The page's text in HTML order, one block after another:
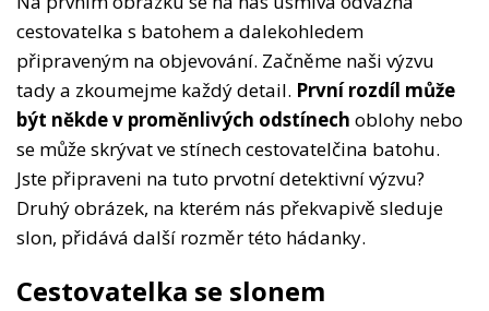
cestovatelka s batohem a dalekohledem
připraveným na objevování. Začněme naši výzvu
tady a zkoumejme každý detail. První rozdíl může
být někde v proměnlivých odstínech oblohy nebo
se může skrývat ve stínech cestovatelčina batohu.
Jste připraveni na tuto prvotní detektivní výzvu?
Druhý obrázek, na kterém nás překvapivě sleduje
slon, přidává další rozměr této hádanky.
Cestovatelka se slonem